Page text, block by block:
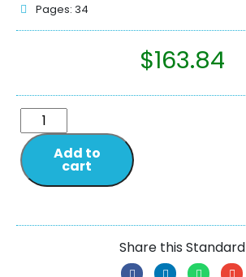
Pages: 34
$163.84
Add to
cart
Share this Standard